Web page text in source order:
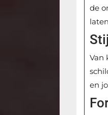
de
Stijl
Van
en